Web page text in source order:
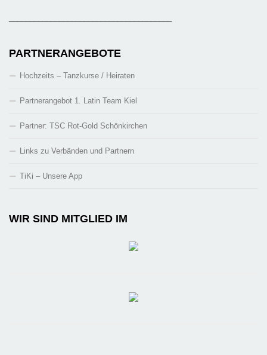
PARTNERANGEBOTE
Hochzeits – Tanzkurse / Heiraten
Partnerangebot 1. Latin Team Kiel
Partner: TSC Rot-Gold Schönkirchen
Links zu Verbänden und Partnern
TiKi – Unsere App
WIR SIND MITGLIED IM